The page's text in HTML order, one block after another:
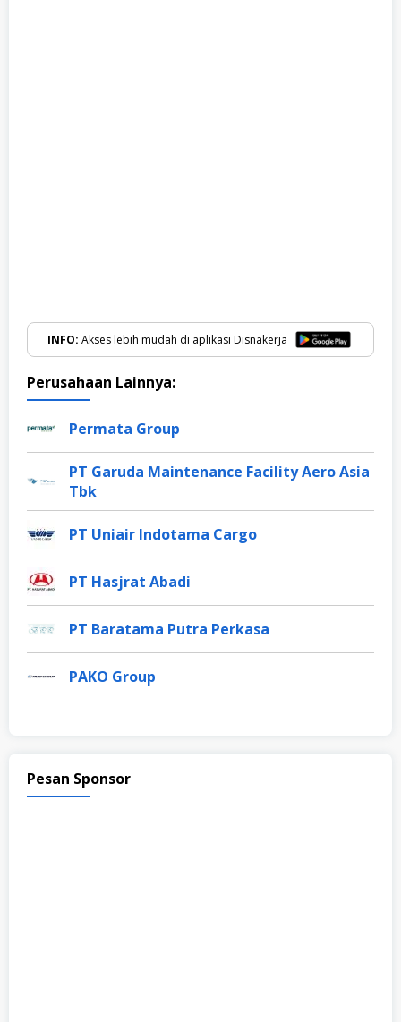
INFO: Akses lebih mudah di aplikasi Disnakerja
Perusahaan Lainnya:
Permata Group
PT Garuda Maintenance Facility Aero Asia
Tbk
PT Uniair Indotama Cargo
PT Hasjrat Abadi
PT Baratama Putra Perkasa
PAKO Group
Pesan Sponsor